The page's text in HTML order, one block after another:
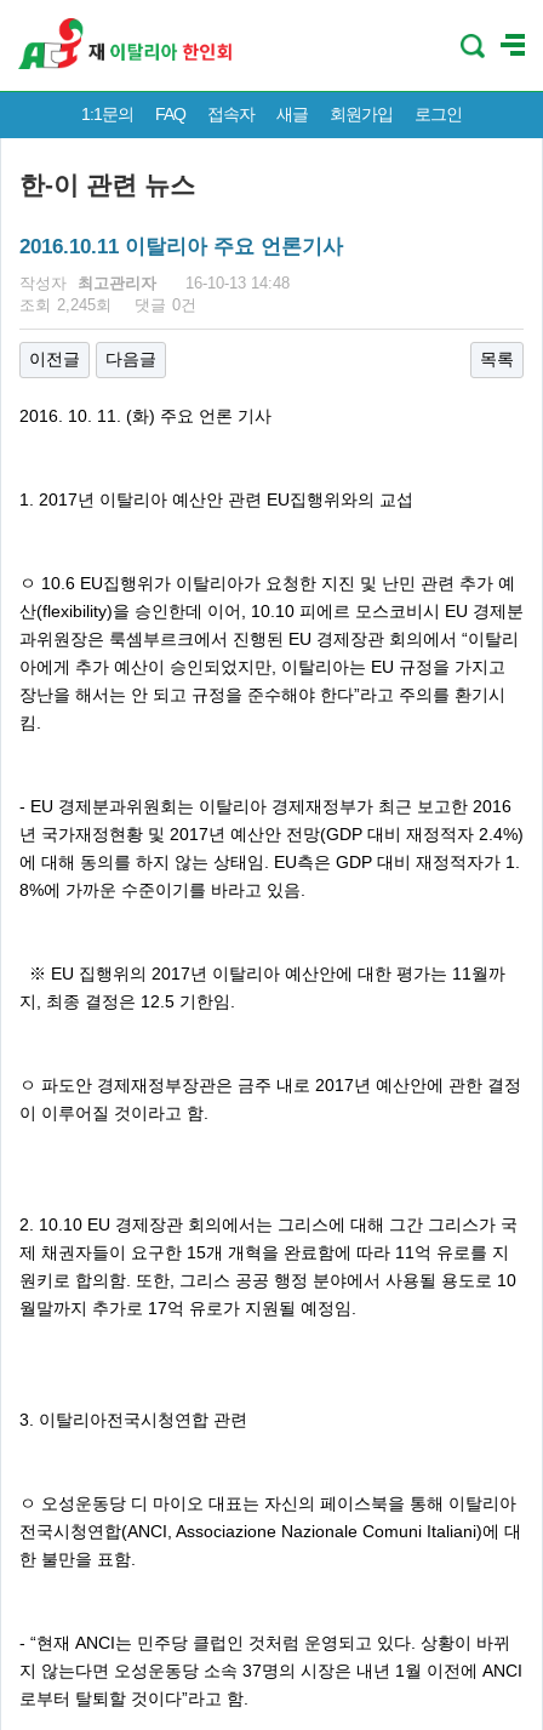
1:1문의 FAQ 접속자 새글 회원가입 로그인
한-이 관련 뉴스
2016.10.11 이탈리아 주요 언론기사
페이지 정보
작성자 최고관리자
16-10-13 14:48
조회 2,245회 댓글 0건
이전글 다음글 목록
2016. 10. 11. (화) 주요 언론 기사
1. 2017년 이탈리아 예산안 관련 EU집행위와의 교섭
ㅇ 10.6 EU집행위가 이탈리아가 요청한 지진 및 난민 관련 추가 예
산(flexibility)을 승인한데 이어, 10.10 피에르 모스코비시 EU 경제분
과위원장은 룩셈부르크에서 진행된 EU 경제장관 회의에서 “이탈리
아에게 추가 예산이 승인되었지만, 이탈리아는 EU 규정을 가지고
장난을 해서는 안 되고 규정을 준수해야 한다”라고 주의를 환기시
킴.
- EU 경제분과위원회는 이탈리아 경제재정부가 최근 보고한 2016
년 국가재정현황 및 2017년 예산안 전망(GDP 대비 재정적자 2.4%)
에 대해 동의를 하지 않는 상태임. EU측은 GDP 대비 재정적자가 1.
8%에 가까운 수준이기를 바라고 있음.
※ EU 집행위의 2017년 이탈리아 예산안에 대한 평가는 11월까
지, 최종 결정은 12.5 기한임.
ㅇ 파도안 경제재정부장관은 금주 내로 2017년 예산안에 관한 결정
이 이루어질 것이라고 함.
2. 10.10 EU 경제장관 회의에서는 그리스에 대해 그간 그리스가 국
제 채권자들이 요구한 15개 개혁을 완료함에 따라 11억 유로를 지
원키로 합의함. 또한, 그리스 공공 행정 분야에서 사용될 용도로 10
월말까지 추가로 17억 유로가 지원될 예정임.
3. 이탈리아전국시청연합 관련
ㅇ 오성운동당 디 마이오 대표는 자신의 페이스북을 통해 이탈리아
전국시청연합(ANCI, Associazione Nazionale Comuni Italiani)에 대
한 불만을 표함.
- “현재 ANCI는 민주당 클럽인 것처럼 운영되고 있다. 상황이 바뀌
지 않는다면 오성운동당 소속 37명의 시장은 내년 1월 이전에 ANCI
로부터 탈퇴할 것이다”라고 함.